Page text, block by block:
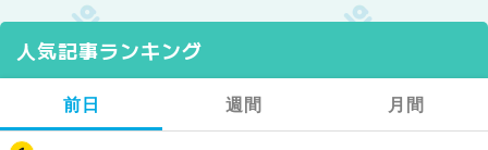
人気記事ランキング
前日 週間 月間